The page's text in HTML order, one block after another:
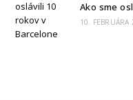
Ako sme
10. FEBRUÁRA